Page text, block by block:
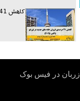
کاهش 41 درصدی فروش خانه در تورنتو
زربان در فیس بوک